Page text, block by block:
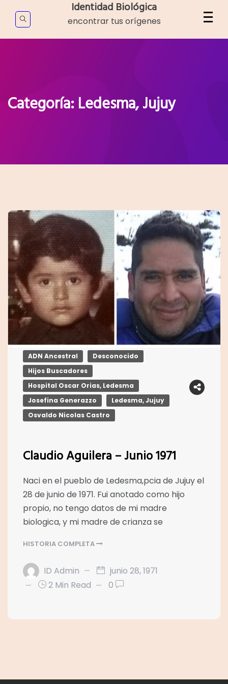
content
Identidad Biológica
encontrar tus orígenes
Categoría:Ledesma, Jujuy
ADN Ancestral
Desconocido
Hijos Buscadores
Hospital Oscar Orias, Ledesma
Josefina Generazzo
Ledesma, Jujuy
Osvaldo Nicolas Castro
Claudio Aguilera – Junio 1971
Naci en el pueblo de Ledesma,pcia de Jujuy el
28 de junio de 1971. Fui anotado como hijo
propio, no tengo datos de mi madre
biologica, y mi madre de crianza se
HISTORIA COMPLETA
ID Admin
junio 28, 1971
2 Min Read
0